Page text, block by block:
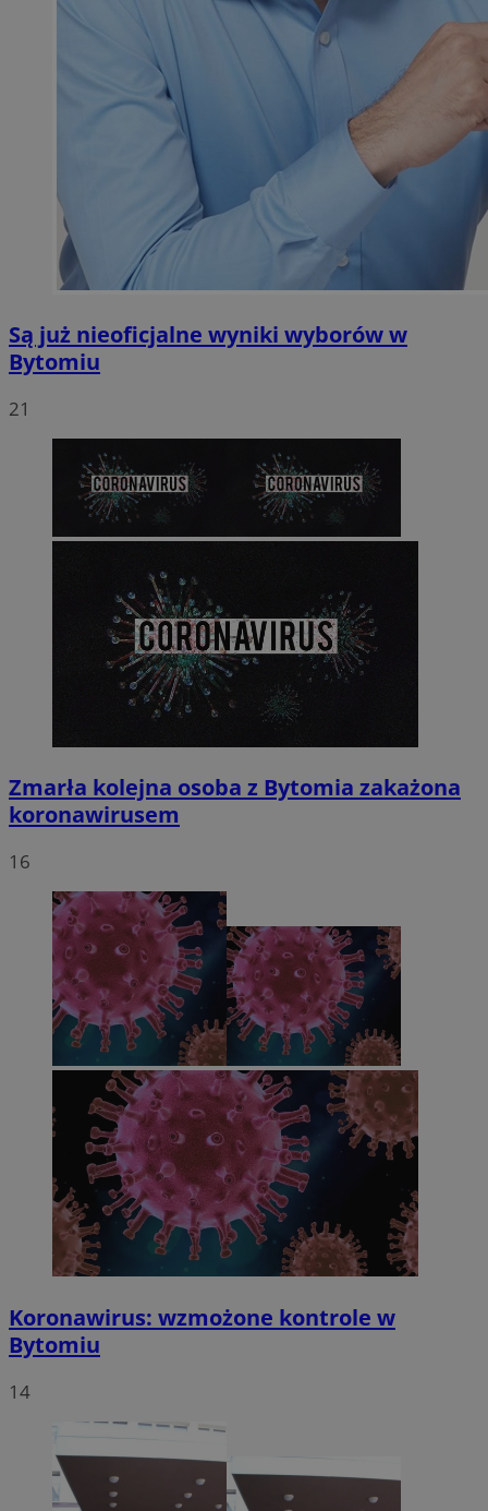
Są już nieoficjalne wyniki wyborów w
Bytomiu
21
Zmarła kolejna osoba z Bytomia zakażona
koronawirusem
16
Koronawirus: wzmożone kontrole w
Bytomiu
14